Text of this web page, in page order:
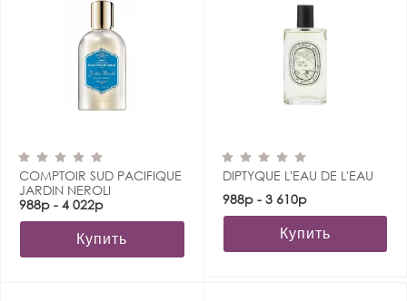
COMPTOIR SUD PACIFIQUE
JARDIN NEROLI
988р - 4 022р
Купить
DIPTYQUE L'EAU DE L'EAU
988р - 3 610р
Купить